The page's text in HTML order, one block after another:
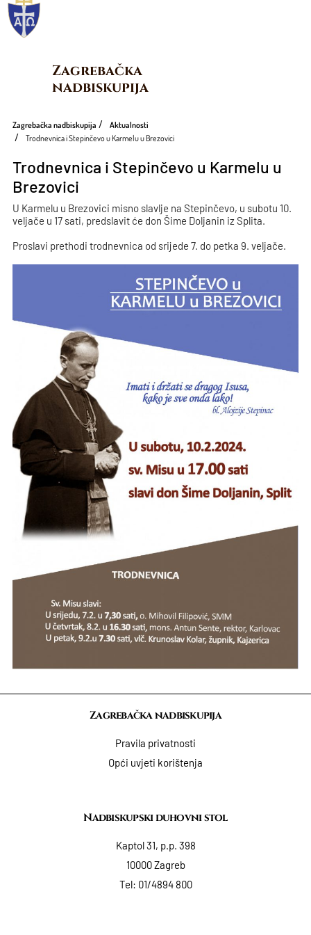
Zagrebačka
nadbiskupija
Zagrebačka nadbiskupija
Aktualnosti
Trodnevnica i Stepinčevo u Karmelu u Brezovici
Trodnevnica i Stepinčevo u Karmelu u
Brezovici
U Karmelu u Brezovici misno slavlje na Stepinčevo, u subotu 10.
veljače u 17 sati, predslavit će don Šime Doljanin iz Splita.
Proslavi prethodi trodnevnica od srijede 7. do petka 9. veljače.
Zagrebačka nadbiskupija
Pravila privatnosti
Opći uvjeti korištenja
Nadbiskupski duhovni stol
Kaptol 31, p.p. 398
10000 Zagreb
Tel: 01/4894 800